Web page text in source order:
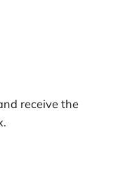
receive the